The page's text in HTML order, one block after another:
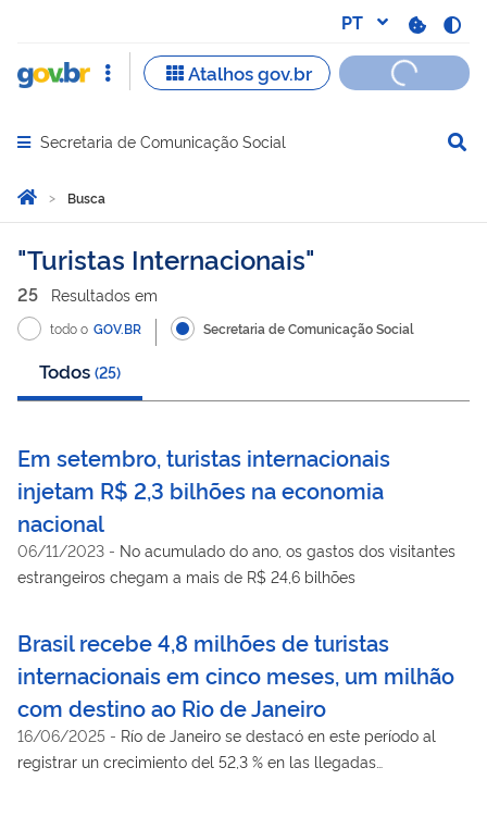
Abrir menu principal de navegação
Secretaria de Comunicação Social
Você está aqui:
Página Inicial
Busca
Busca
Turistas Internacionais
25 Resultados em
todo o GOV.BR Secretaria de Comunicação Social
Todos (25)
Em setembro, turistas internacionais
injetam R$ 2,3 bilhões na economia
nacional
06/11/2023 - No acumulado do ano, os gastos dos visitantes
estrangeiros chegam a mais de R$ 24,6 bilhões
Brasil recebe 4,8 milhões de turistas
internacionais em cinco meses, um milhão
com destino ao Rio de Janeiro
16/06/2025 - Río de Janeiro se destacó en este período al
registrar un crecimiento del 52,3 % en las llegadas